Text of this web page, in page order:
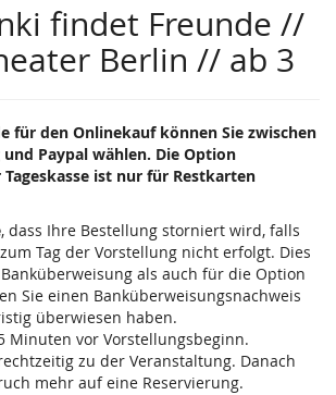
findet Freunde //
Berlin // ab 3
für den Onlinekauf können Sie zwischen
Paypal wählen. Die Option
Tageskasse ist nur für Restkarten
, dass Ihre Bestellung storniert wird, falls
Tag der Vorstellung nicht erfolgt. Dies
als auch für die Option
Sie einen Banküberweisungsnachweis
überwiesen haben.
Minuten vor Vorstellungsbeginn.
zu der Veranstaltung. Danach
mehr auf eine Reservierung.